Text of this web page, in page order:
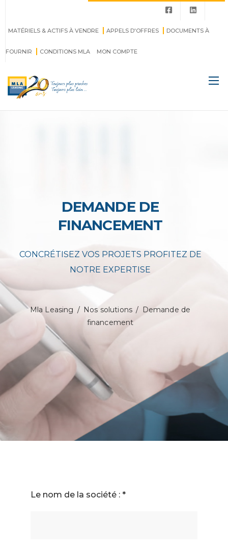
MATÉRIELS & ACTIFS À VENDRE APPELS D'OFFRES DOCUMENTS À
FOURNIR CONDITIONS MLA MON COMPTE
DEMANDE DE
FINANCEMENT
CONCRÉTISEZ VOS PROJETS PROFITEZ DE
NOTRE EXPERTISE
Mla Leasing / Nos solutions / Demande de
financement
Le nom de la société : *